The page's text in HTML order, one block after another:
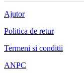
Ajutor
Politica de retur
Termeni si conditii
ANPC